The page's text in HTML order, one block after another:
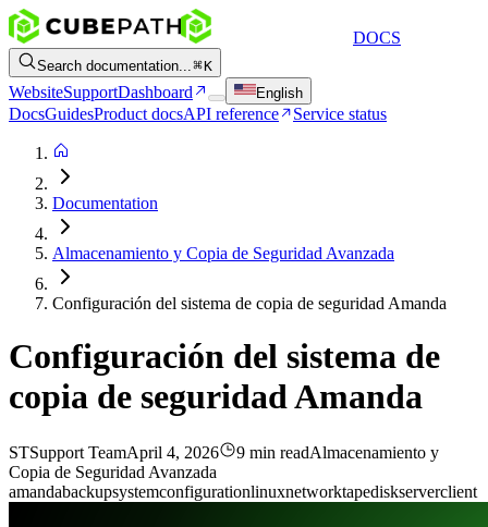
DOCS
Search documentation... K
WebsiteSupportDashboard English
DocsGuidesProduct docsAPI reference Service status
Documentation
Almacenamiento y Copia de Seguridad Avanzada
Configuración del sistema de copia de seguridad Amanda
Configuración del sistema de
copia de seguridad Amanda
STSupport TeamApril 4, 2026 9 min readAlmacenamiento y
Copia de Seguridad Avanzada
amandabackupsystemconfigurationlinuxnetworktapediskserverclient